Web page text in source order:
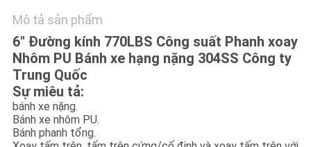
WEB
PRIVACY
POLICY
Mô tả sản phẩm
6" Đường kính 770LBS Công suất Phanh xoay
Nhôm PU Bánh xe hạng nặng 304SS Công ty
Trung Quốc
Sự miêu tả:
bánh xe nặng.
Bánh xe nhôm PU.
Bánh phanh tổng.